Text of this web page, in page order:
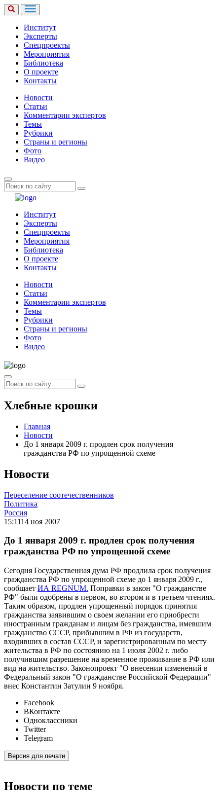
Институт
Эксперты
Спецпроекты
Мероприятия
Библиотека
О проекте
Контакты
Новости
Статьи
Комментарии экспертов
Темы
Рубрики
Страны и регионы
Фото
Видео
Институт
Эксперты
Спецпроекты
Мероприятия
Библиотека
О проекте
Контакты
Новости
Статьи
Комментарии экспертов
Темы
Рубрики
Страны и регионы
Фото
Видео
Хлебные крошки
Главная
Новости
До 1 января 2009 г. продлен срок получения
гражданства РФ по упрощенной схеме
Новости
Переселение соотечественников
Политика
Россия
15:1114 ноя 2007
До 1 января 2009 г. продлен срок получения
гражданства РФ по упрощенной схеме
Сегодня Государственная дума РФ продлила срок получения
гражданства РФ по упрощенной схеме до 1 января 2009 г.,
сообщает ИА REGNUM. Поправки в закон "О гражданстве
РФ" были одобрены в первом, во втором и в третьем чтениях.
Таким образом, продлен упрощенный порядок принятия
гражданства заявившим о своем желании его приобрести
иностранным гражданам и лицам без гражданства, имевшим
гражданство СССР, прибывшим в РФ из государств,
входивших в состав СССР, и зарегистрированным по месту
жительства в РФ по состоянию на 1 июля 2002 г. либо
получившим разрешение на временное проживание в РФ или
вид на жительство. Законопроект "О внесении изменений в
Федеральный закон "О гражданстве Российской Федерации"
внес Константин Затулин 9 ноября.
Facebook
ВКонтакте
Одноклассники
Twitter
Telegram
Версия для печати
Новости по теме